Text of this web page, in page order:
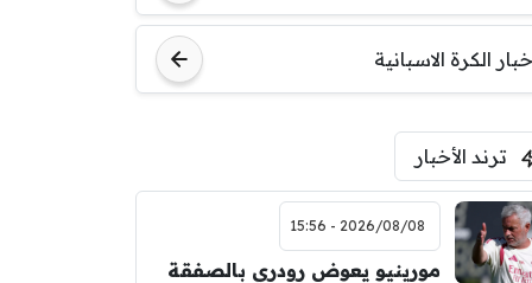
الكرة الاسبانية
ترند الأخبار
2026/08/08 - 15:56
مورينيو يعوض رودري بالصفقة